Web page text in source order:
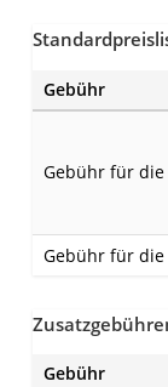
Gebühr
Gebühr für
Gebühr für
Gebühr